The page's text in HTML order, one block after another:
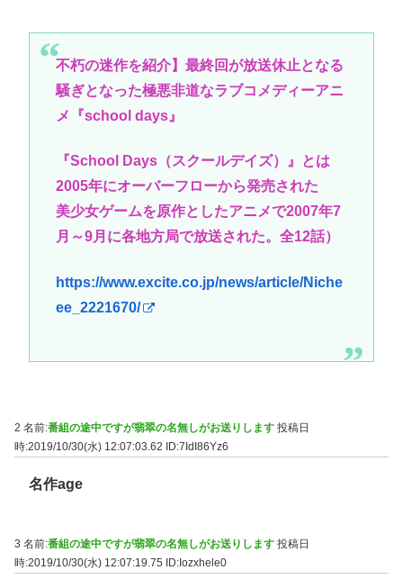
不朽の迷作を紹介】最終回が放送休止となる
騒ぎとなった極悪非道なラブコメディーアニ
メ『school days』
『School Days（スクールデイズ）』とは
2005年にオーバーフローから発売された
美少女ゲームを原作としたアニメで2007年7
月～9月に各地方局で放送された。全12話）
https://www.excite.co.jp/news/article/Niche
ee_2221670/
2 名前:番組の途中ですが翡翠の名無しがお送りします 投稿日
時:2019/10/30(水) 12:07:03.62
ID:7IdI86Yz6
名作age
3 名前:番組の途中ですが翡翠の名無しがお送りします 投稿日
時:2019/10/30(水) 12:07:19.75
ID:Iozxhele0